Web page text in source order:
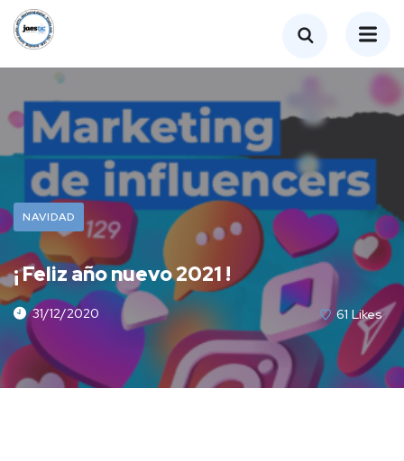
NAVIDAD
¡ Feliz año nuevo 2021 !
31/12/2020 61 Likes